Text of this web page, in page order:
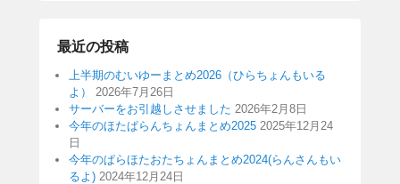
最近の投稿
上半期のむいゆーまとめ2026（ひらちょんもいる
よ）
2026年7月26日
サーバーをお引越しさせました 2026年2月8日
今年のほたぱらんちょんまとめ2025 2025年12月24
日
今年のぱらほたおたちょんまとめ2024(らんさんもい
るよ) 2024年12月24日